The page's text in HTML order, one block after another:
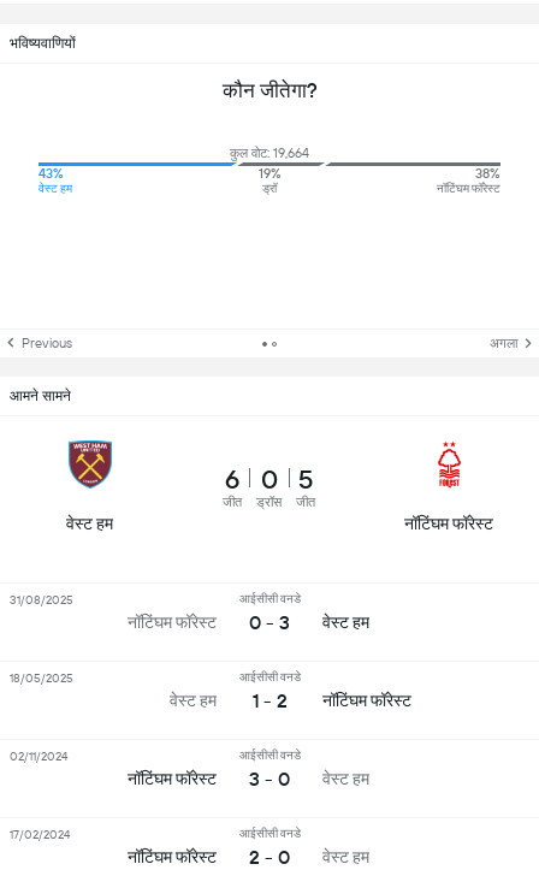
भविष्यवाणियों
कौन जीतेगा?
कुल वोट: 19,664
43%
वेस्ट हम
19%
ड्रॉ
38%
नॉटिंघम फॉरेस्ट
Previous अगला
आमने सामने
वेस्ट हम
6
जीत
0
ड्रॉस
5
जीत
नॉटिंघम फॉरेस्ट
नॉटिंघम फॉरेस्ट
आईसीसी वनडे
0 - 3 वेस्ट हम
31/08/2025
वेस्ट हम
आईसीसी वनडे
1 - 2 नॉटिंघम फॉरेस्ट
18/05/2025
नॉटिंघम फॉरेस्ट
आईसीसी वनडे
3 - 0 वेस्ट हम
02/11/2024
नॉटिंघम फॉरेस्ट
आईसीसी वनडे
2 - 0 वेस्ट हम
17/02/2024